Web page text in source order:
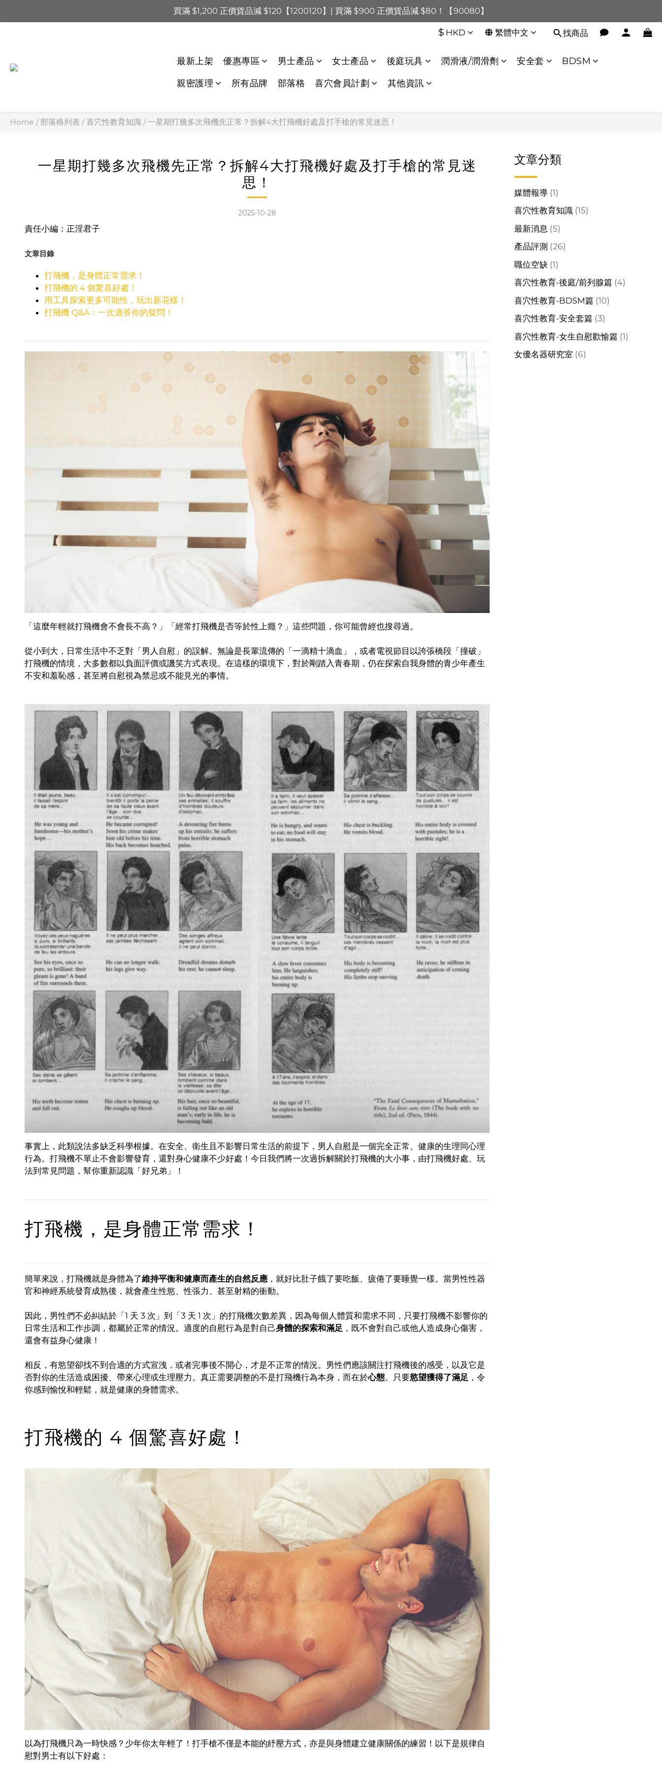
買滿 $1,200 正價貨品減 $120【1200120】| 買滿 $900 正價貨品減 $80！【90080】
買滿 $1,200 正價貨品減 $120【1200120】| 買滿 $900 正價貨品減 $80！【90080】
買滿 $600 正價貨品減 $40【60040】| 買滿 $400 正價貨品減 $20【40020】
📢 系統維護通知 – SHOPLINE Payments FPS將於 2026 年 8 月 9 日（日）凌晨 01:00 至 11:00 暫停交易
買滿 $1,200 正價貨品減 $120【1200120】| 買滿 $900 正價貨品減 $80！【90080】
$ HKD 繁體中文 找商品
最新上架 優惠專區 男士產品 女士產品 後庭玩具 潤滑液/潤滑劑 安全套 BDSM
親密護理 所有品牌 部落格 喜穴會員計劃 其他資訊
Home /部落格列表 /喜穴性教育知識 / 一星期打幾多次飛機先正常？拆解4大打飛機好處及打手槍的常見迷思！
一星期打幾多次飛機先正常？拆解4大打飛機好處及打手槍的常見迷
思！
2025-10-28
責任小編：正淫君子
文章目錄
打飛機，是身體正常需求！
打飛機的 4 個驚喜好處！
用工具探索更多可能性，玩出新花樣！
打飛機 Q&A：一次過答你的疑問！
「這麼年輕就打飛機會不會長不高？」「經常打飛機是否等於性上癮？」這些問題，你可能曾經也搜尋過。
從小到大，日常生活中不乏對「男人自慰」的誤解。無論是長輩流傳的「一滴精十滴血」，或者電視節目以誇張橋段「撞破」
打飛機的情境，大多數都以負面評價或譏笑方式表現。在這樣的環境下，對於剛踏入青春期，仍在探索自我身體的青少年產生
不安和羞恥感，甚至將自慰視為禁忌或不能見光的事情。
事實上，此類說法多缺乏科學根據。在安全、衛生且不影響日常生活的前提下，男人自慰是一個完全正常、健康的生理同心理
行為。打飛機不單止不會影響發育，還對身心健康不少好處！今日我們將一次過拆解關於打飛機的大小事，由打飛機好處、玩
法到常見問題，幫你重新認識「好兄弟」！
打飛機，是身體正常需求！
簡單來說，打飛機就是身體為了維持平衡和健康而產生的自然反應 ，就好比肚子餓了要吃飯、疲倦了要睡覺一樣。當男性性器
官和神經系統發育成熟後，就會產生性慾、性張力、甚至射精的衝動。
因此，男性們不必糾結於「1 天 3 次」到「3 天 1 次」的打飛機次數差異，因為每個人體質和需求不同，只要打飛機不影響你的
日常生活和工作步調，都屬於正常的情況。適度的自慰行為是對自己身體的探索和滿足 ，既不會對自己或他人造成身心傷害，
還會有益身心健康！
相反，有慾望卻找不到合適的方式宣洩，或者完事後不開心，才是不正常的情況。男性們應該關注打飛機後的感受，以及它是
否對你的生活造成困擾、帶來心理或生理壓力。真正需要調整的不是打飛機行為本身，而在於心態。只要慾望獲得了滿足 ，令
你感到愉悅和輕鬆，就是健康的身體需求。
打飛機的 4 個驚喜好處！
以為打飛機只為一時快感？少年你太年輕了！打手槍不僅是本能的紓壓方式，亦是與身體建立健康關係的練習！以下是規律自
慰對男士有以下好處：
文章分類
媒體報導 (1)
喜穴性教育知識 (15)
最新消息 (5)
產品評測 (26)
職位空缺 (1)
喜穴性教育-後庭/前列腺篇 (4)
喜穴性教育-BDSM篇 (10)
喜穴性教育-安全套篇 (3)
喜穴性教育-女生自慰歡愉篇 (1)
女優名器研究室 (6)